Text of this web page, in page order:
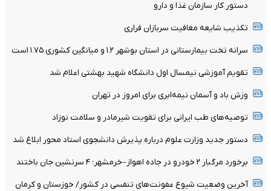
دستور کار سازمان غذا و دارو
تکذیب شایعه معافیت سربازان فراری
سرانه تخت بیمارستانی در استان بوشهر ۱.۲ و میانگین کشوری ۱.۷۵ است
تقویم آموزشی نیمسال اول دانشگاه شهید بهشتی اعلام شد
وزش باد و آسمان نیمه‌ابری برای امروز در تهران
توصیه‌های طب ایرانی برای تقویت شیرمادر و سلامت نوزاد
دستور جدید وزارت علوم درباره پذیرش دانشجوی استاد محور ابلاغ شد
برخورد مرگبار ۲ خودرو در جاده اهواز–خرمشهر؛ ۴ سرنشین جان باختند
آخرین وضعیت شیوع عفونت‌های تنفسی در کشور/ خوزستان و کرمان